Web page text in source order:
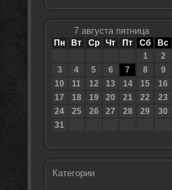
7 августа пятница
Пн Вт Ср Чт Пт Сб
Вс
1
2
3
4 5 6 7 8
9
10
11 12 13 14 15
16
17
18 19 20 21 22
23
24
25 26 27 28 29
30
31
Категории